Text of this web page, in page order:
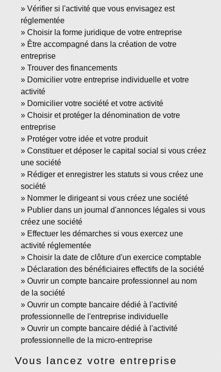
Vérifier si l'activité que vous envisagez est
réglementée
Choisir la forme juridique de votre entreprise
Être accompagné dans la création de votre
entreprise
Trouver des financements
Domicilier votre entreprise individuelle et votre
activité
Domicilier votre société et votre activité
Choisir et protéger la dénomination de votre
entreprise
Protéger votre idée et votre produit
Constituer et déposer le capital social si vous créez
une société
Rédiger et enregistrer les statuts si vous créez une
société
Nommer le dirigeant si vous créez une société
Publier dans un journal d'annonces légales si vous
créez une société
Effectuer les démarches si vous exercez une
activité réglementée
Choisir la date de clôture d'un exercice comptable
Déclaration des bénéficiaires effectifs de la société
Ouvrir un compte bancaire professionnel au nom
de la société
Ouvrir un compte bancaire dédié à l'activité
professionnelle de l'entreprise individuelle
Ouvrir un compte bancaire dédié à l'activité
professionnelle de la micro-entreprise
Vous lancez votre entreprise